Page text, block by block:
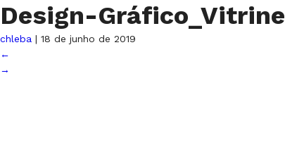
Design-Gráfico_Vitrine
chleba | 18 de junho de 2019
←
→